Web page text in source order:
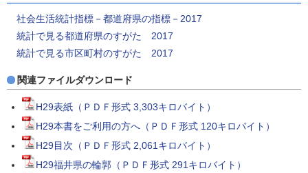
社会生活統計指標－都道府県の指標－2017
統計で見る都道府県のすがた 2017
統計で見る市区町村のすがた 2017
関連ファイルダウンロード
H29表紙（ＰＤＦ形式 3,303キロバイト）
H29本書をご利用の方へ（ＰＤＦ形式 120キロバイト）
H29目次（ＰＤＦ形式 2,061キロバイト）
H29福井県の輪郭（ＰＤＦ形式 291キロバイト）